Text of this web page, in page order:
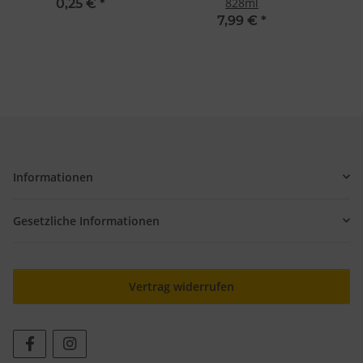
0,25 € *
7,99 € *
Informationen
Gesetzliche Informationen
Vertrag widerrufen